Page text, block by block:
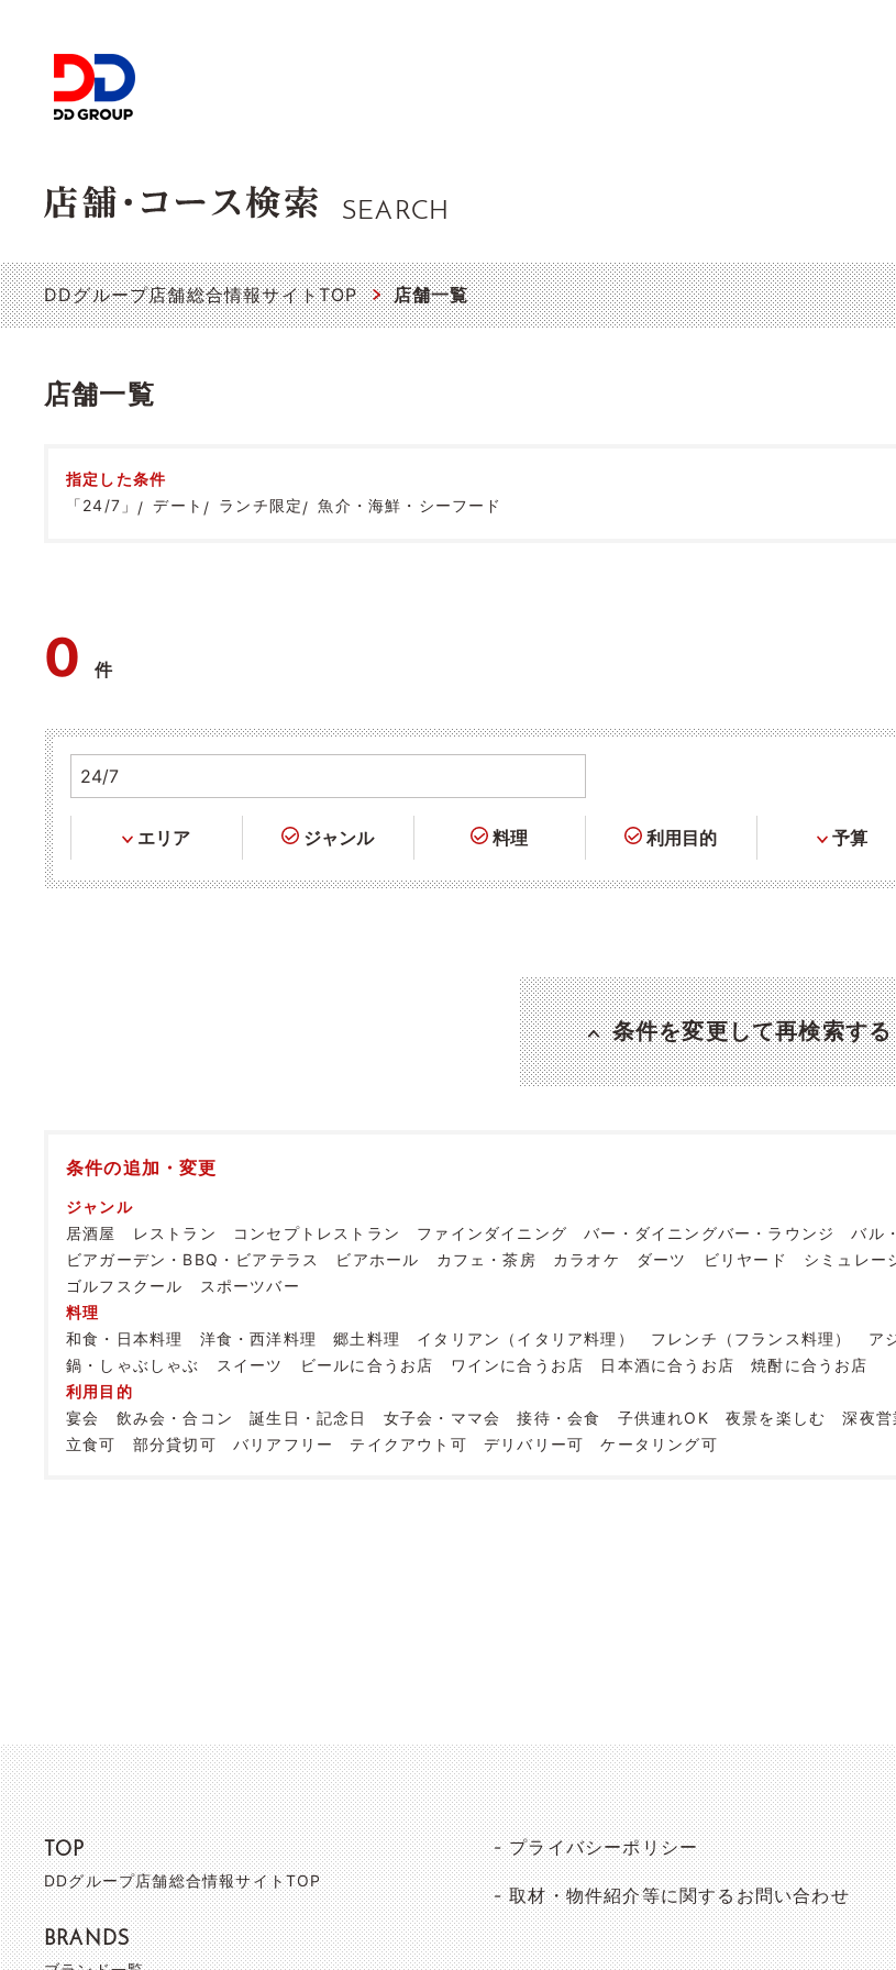
SEARCH
DDグループ店舗総合情報サイトTOP 店舗一覧
店舗一覧
指定した条件
「24/7」
デート ランチ限定 魚介・海鮮・シーフード
0件
エリア ジャンル 料理 利用目的 予算
条件を変更して再検索する
条件の追加・変更
ジャンル
居酒屋
レストラン コンセプトレストラン ファインダイニング バー・ダイニングバー・ラウンジ バル
ビアガーデン・BBQ・ビアテラス
ビアホール カフェ・茶房 カラオケ ダーツ ビリヤード シミュレー
ゴルフスクール
スポーツバー
料理
和食・日本料理
洋食・西洋料理 郷土料理 イタリアン（イタリア料理） フレンチ（フランス料理） ア
鍋・しゃぶしゃぶ
スイーツ ビールに合うお店 ワインに合うお店 日本酒に合うお店
焼酎に合うお店
利用目的
宴会
飲み会・合コン 誕生日・記念日 女子会・ママ会 接待・会食 子供連れOK 夜景を楽しむ 深夜営
立食可
部分貸切可 バリアフリー テイクアウト可 デリバリー可 ケータリング可
TOP
DDグループ店舗総合情報サイトTOP
BRANDS
プライバシーポリシー
取材・物件紹介等に関するお問い合わせ